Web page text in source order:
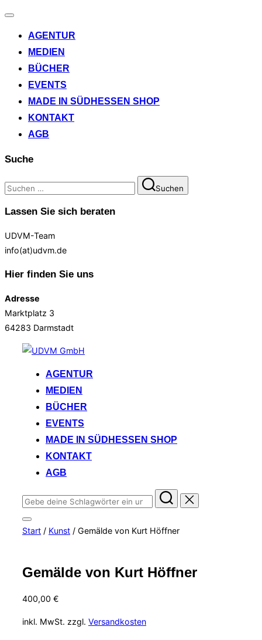
Navigation
AGENTUR
MEDIEN
BÜCHER
EVENTS
MADE IN SÜDHESSEN SHOP
KONTAKT
AGB
Suche
Suchen
nach:
Suchen
Lassen Sie sich beraten
UDVM-Team
info(at)udvm.de
Hier finden Sie uns
Adresse
Marktplatz 3
64283 Darmstadt
springen
AGENTUR
MEDIEN
BÜCHER
EVENTS
MADE IN SÜDHESSEN SHOP
KONTAKT
AGB
Suchen
nach:
Seitenleiste
&
Start / Kunst / Gemälde von Kurt Höffner
Gemälde von Kurt Höffner
400,00 €
inkl. MwSt. zzgl. Versandkosten